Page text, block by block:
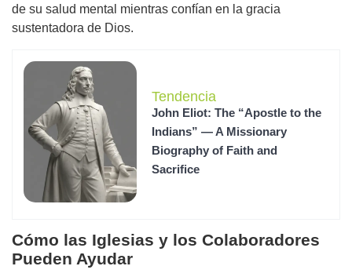
de su salud mental mientras confían en la gracia
sustentadora de Dios.
Tendencia
John Eliot: The “Apostle to the
Indians” — A Missionary
Biography of Faith and
Sacrifice
Cómo las Iglesias y los Colaboradores
Pueden Ayudar